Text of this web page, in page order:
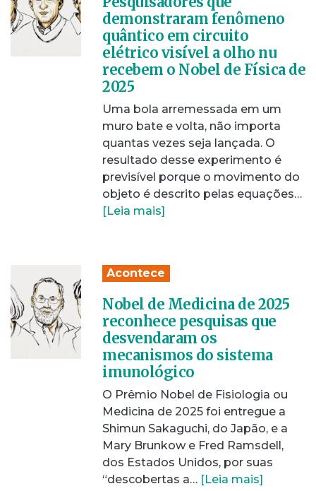
demonstraram fenômeno
quântico em circuito
elétrico visível a olho nu
recebem o Nobel de Física de
2025
Uma bola arremessada em um
muro bate e volta, não importa
quantas vezes seja lançada. O
resultado desse experimento é
previsível porque o movimento do
objeto é descrito pelas equações…
[Leia mais]
Acontece
Nobel de Medicina de 2025
reconhece pesquisas que
desvendaram os
mecanismos do sistema
imunológico
O Prêmio Nobel de Fisiologia ou
Medicina de 2025 foi entregue a
Shimun Sakaguchi, do Japão, e a
Mary Brunkow e Fred Ramsdell,
dos Estados Unidos, por suas
“descobertas a… [Leia mais]